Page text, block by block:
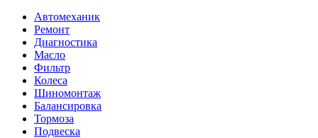
Автомеханик
Ремонт
Диагностика
Масло
Фильтр
Колеса
Шиномонтаж
Балансировка
Тормоза
Подвеска